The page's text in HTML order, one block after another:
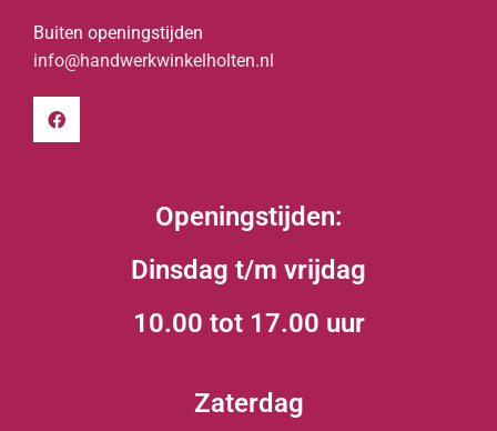
Buiten openingstijden
info@handwerkwinkelholten.nl
Openingstijden:
Dinsdag t/m vrijdag
10.00 tot 17.00 uur
Zaterdag